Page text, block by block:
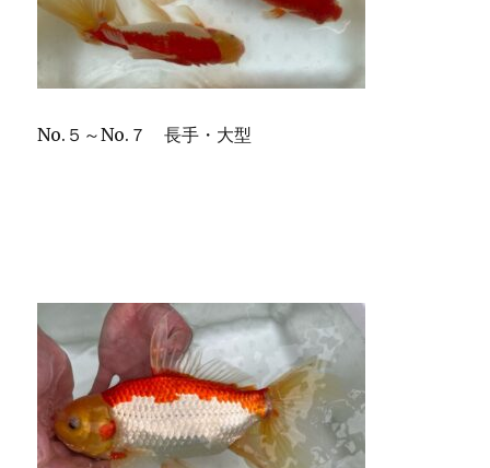
No.５～No.７ 長手・大型